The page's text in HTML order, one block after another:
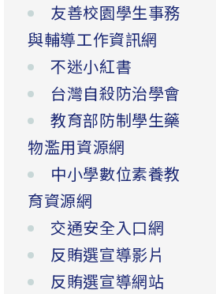
友善校園學生事務
與輔導工作資訊網
不迷小紅書
台灣自殺防治學會
教育部防制學生藥
物濫用資源網
中小學數位素養教
育資源網
交通安全入口網
反賄選宣導影片
反賄選宣導網站